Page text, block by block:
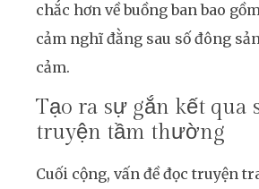
chắc hơn về buồng ban bao
cảm nghĩ đằng sau số đông
cảm.
Tạo ra sự gắn kết qua
truyện tầm thường
Cuối cộng, vấn đề đọc truyện